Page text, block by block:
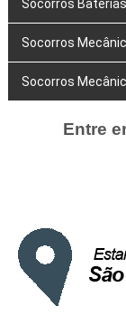
Socorros
Socorros
Socorros
Entre